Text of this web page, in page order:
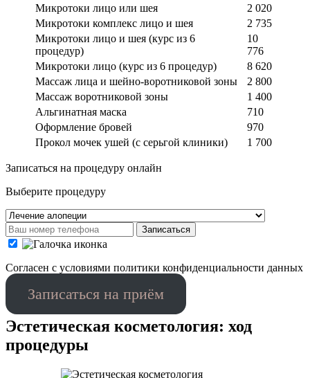
Микротоки лицо или шея
2 020
Микротоки комплекс лицо и шея
2 735
Микротоки лицо и шея (курс из 6
процедур)
10
776
Микротоки лицо (курс из 6 процедур)
8 620
Массаж лица и шейно-воротниковой зоны
2 800
Массаж воротниковой зоны
1 400
Альгинатная маска
710
Оформление бровей
970
Прокол мочек ушей (с серьгой клиники)
1 700
Записаться на процедуру онлайн
Выберите процедуру
Записаться
Cогласен с условиями политики конфиденциальности данных
Записаться на приём
Эстетическая косметология: ход
процедуры